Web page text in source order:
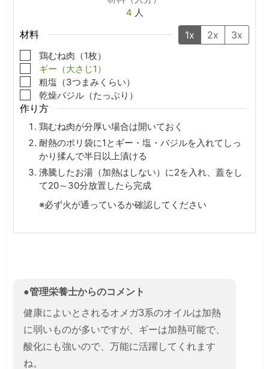
4 人
材料 1x 2x 3x
▢
鶏むね肉（1枚）
▢
ギー（大さじ1）
▢
粗塩（3つまみくらい）
▢
乾燥バジル（たっぷり）
作り方
鶏むね肉が分厚い場合は開いておく
耐熱のポリ袋に1とギー・塩・バジルを入れてしっ
かり揉んで半日以上漬ける
沸騰したお湯（加熱はしない）に2を入れ、蓋をし
て20～30分放置したら完成
※必ず火が通っているか確認してください
●管理栄養士からのコメント
健康によいとされるオメガ3系のオイルは加熱
に弱いものが多いですが、ギーは加熱可能で、
酸化にも強いので、万能に活躍してくれます
ね。